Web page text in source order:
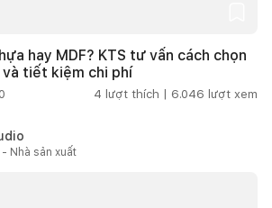
hay MDF? KTS tư vấn cách chọn
tiết kiệm chi phí
4 lượt thích | 6.046 lượt xem
Nhà sản xuất